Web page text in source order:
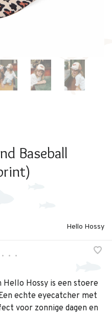
Baseball
Hello Hossy
• • •
Hello Hossy is een stoere
echte eyecatcher met
voor zonnige dagen en